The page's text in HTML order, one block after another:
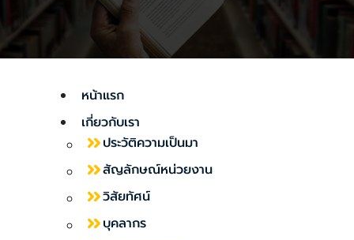
หน้าแรก
เกี่ยวกับเรา
ประวัติความเป็นมา
สัญลักษณ์หน่วยงาน
วิสัยทัศน์
บุคลากร